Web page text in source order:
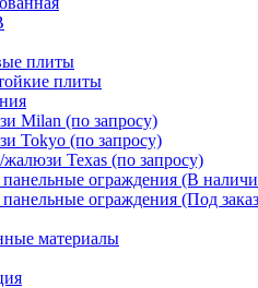
плиты
плиты
Milan (по запросу)
Tokyo (по запросу)
Texas (по запросу)
ограждения (В
ограждения (Под
материалы